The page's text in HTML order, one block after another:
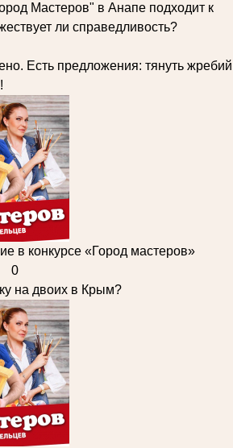
Мастеров" в Анапе подходит к
ли справедливость?
Есть предложения: тянуть жребий
в конкурсе «Город мастеров»
0
на двоих в Крым?